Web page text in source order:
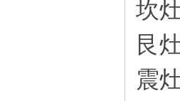
坎
艮
震